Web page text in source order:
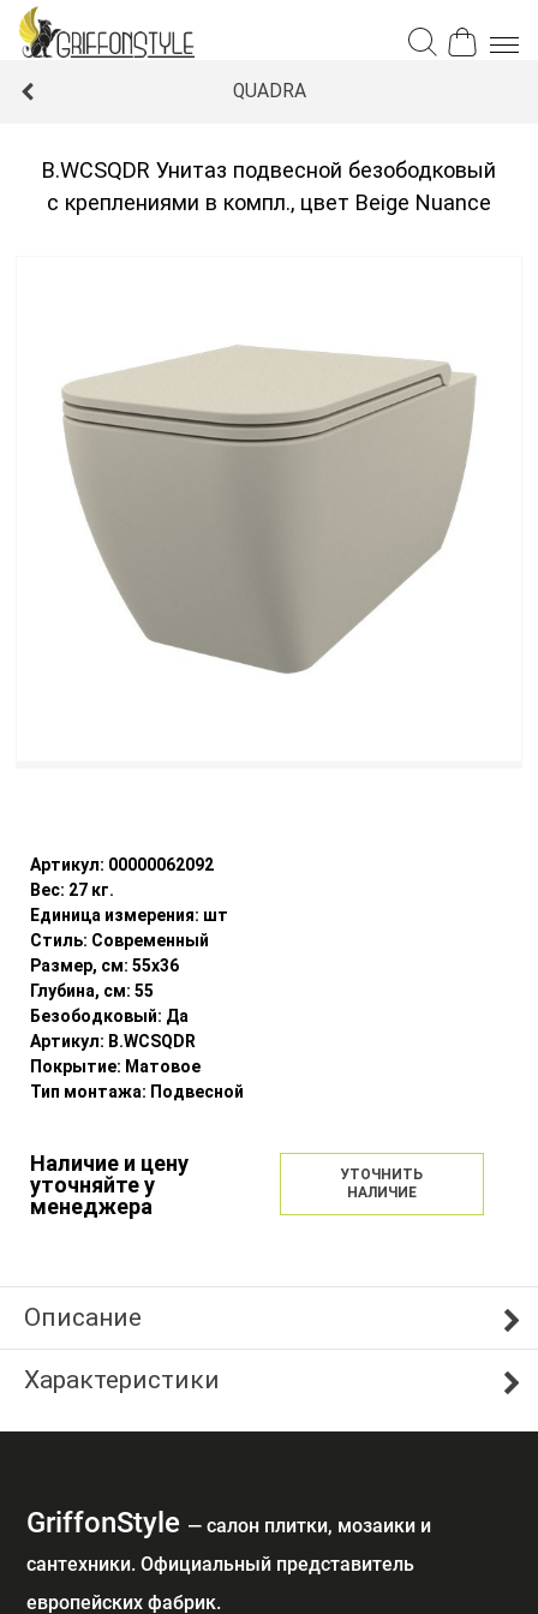
QUADRA
B.WCSQDR Унитаз подвесной безободковый
с креплениями в компл., цвет Beige Nuance
Артикул: 00000062092
Вес: 27 кг.
Единица измерения: шт
Стиль: Современный
Размер, см: 55x36
Глубина, см: 55
Безободковый: Да
Артикул: B.WCSQDR
Покрытие: Матовое
Тип монтажа: Подвесной
Наличие и цену
уточняйте у
менеджера
УТОЧНИТЬ
НАЛИЧИЕ
Описание
Характеристики
GriffonStyle — cалон плитки, мозаики и
сантехники. Официальный представитель
европейских фабрик.